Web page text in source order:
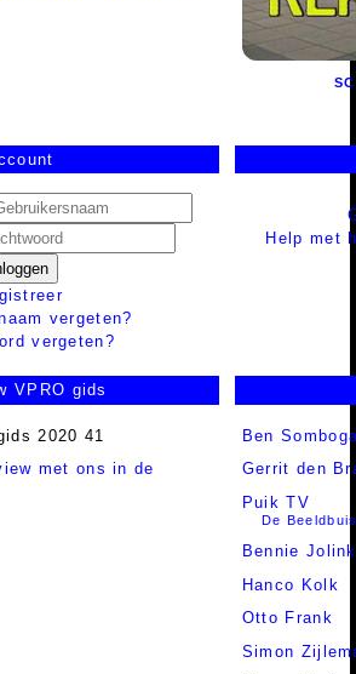
vergeten?
vergeten?
Help met
VPRO gids
met ons in de
Ben
Gerrit den
Puik TV
De
Bennie Jolink
Hanco Kolk
Otto Frank
Simon